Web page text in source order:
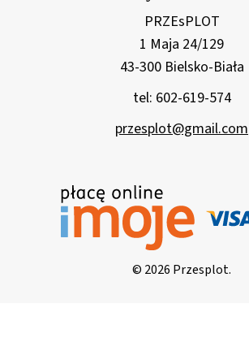
PRZEsPLOT
1 Maja 24/129
43-300 Bielsko-Biała
tel: 602-619-574
przesplot@gmail.com
© 2026 Przesplot.